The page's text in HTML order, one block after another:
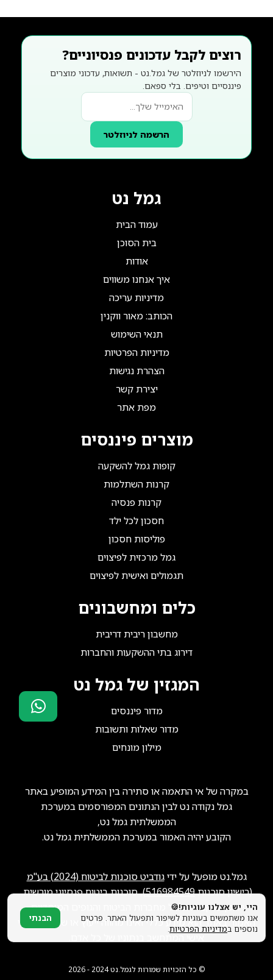
רוצים לקבל עדכונים פנסיוניים?
הירשמו לניוזלטר של גמל.נט - תשואות, עדכוני מוצרים
פיננסיים וטיפים. בלי ספאם.
הרשמה לניוזלטר
גמל נט
עמוד הבית
בית הסוכן
אודות
איך אנחנו משווים
מדיניות עריכה
הכותב: מאור ווקנין
תנאי השימוש
מדיניות הפרטיות
הצהרת נגישות
יצירת קשר
מפת אתר
מוצרים פיננסים
קופות גמל להשקעה
קרנות השתלמות
קרנות פנסיה
חסכון לכל ילד
פוליסות חסכון
גמל מרכזית לפיצוים
תגמולים ואישית לפיצוים
כלים ומחשבונים
מחשבון ריבית דריבית
דירוג בתי ההשקעות והחברות
המגזין של גמל נט
מדור פיננסים
מדור שאלות ותשובות
מילון מונחים
במקרה של אי התאמה או סתירה בין המידע המופיע באתר
גמל נקודה נט לבין הנתונים המפורסמים במערכת
הממשלתית גמל נט,
הקובע יהיה האמור במערכת הממשלתית גמל נט.
גמל.נט מופעל על ידיגודביט סוכנות לביטוח (2024) בע"מ
(רישיון סוכנות516984549), סוכנות ביטוח פנסיוני מורשית.
ייתכן שנקבל תגמול מחברות הביטוח והגופים המוסדיים.
האמור באתר הוא מידע כללי ואינו מהווה ייעוץ או שיווק פנסיוני
אישי המתחשב בנתוניו של כל אדם.
© כל הזכויות שמורות לגמל.נט 2024 - 2026
היי, יש אצלנו עוגיות!🍪
אנו משתמשים בעוגיות לשיפור ותפעול האתר. פרטים
נוספים במדיניות הפרטיות.
הבנתי